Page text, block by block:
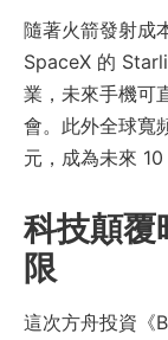
隨著火箭發射成
SpaceX 的
業，未來手機可
會。此外全球寬
元，成為未來 10
科技顛覆
限
這次方舟投資《